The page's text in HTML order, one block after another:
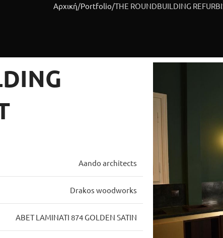
Αρχική Portfolio THE ROUNDBUILDING
Aando architects
Drakos woodworks
ABET LAMINATI 874 GOLDEN SATIN